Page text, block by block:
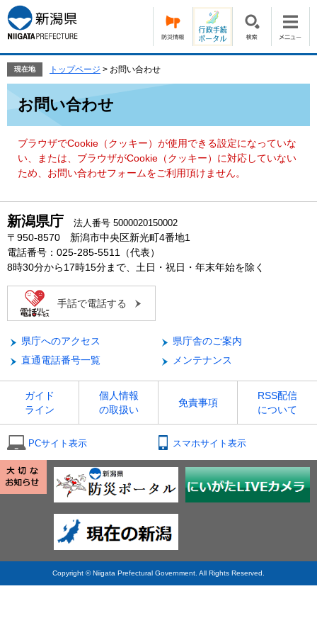
ー
ジ
の
頭
す。
ニ
ュ
ー
飛
て
現在地 トップページ > お問い合わせ
お問い合わせ
ブラウザでCookie（クッキー）が使用できる設定になっていな
い、または、ブラウザがCookie（クッキー）に対応していない
ため、お問い合わせフォームをご利用頂けません。
新潟県庁 法人番号 5000020150002
〒950-8570 新潟市中央区新光町4番地1
電話番号：025-285-5511（代表）
8時30分から17時15分まで、土日・祝日・年末年始を除く
手話で電話する
県庁へのアクセス
県庁舎のご案内
直通電話番号一覧
メンテナンス
ガイド
ライン
個人情報
の取扱い
免責事項
RSS配信
について
PCサイト表示 スマホサイト表示
Copyright © Niigata Prefectural Government. All Rights Reserved.